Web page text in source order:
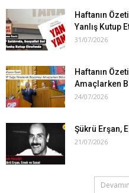
Haftanın
Yanlış Kutup
31/07/2026
Haftanın
Amaçlarken
24/07/2026
Şükrü Erşan,
21/07/2026